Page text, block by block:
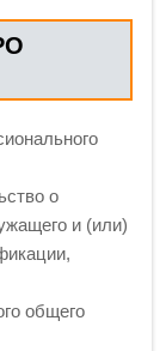
о
и (или)
общего